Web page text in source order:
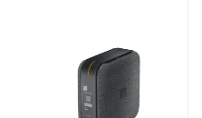
49,99 € par mois, Sans engagement